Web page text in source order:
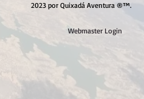
2023 por Quixadá Aventura ®™.
Webmaster Login